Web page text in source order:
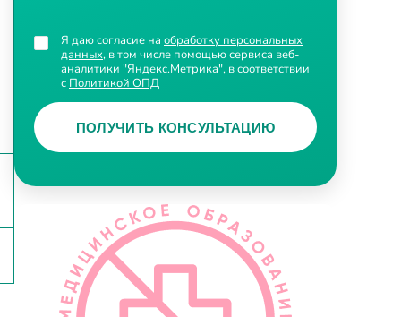
Я даю согласие на обработку персональных
данных, в том числе помощью сервиса веб-
аналитики "Яндекс.Метрика", в соответствии
с Политикой ОПД
ПОЛУЧИТЬ КОНСУЛЬТАЦИЮ